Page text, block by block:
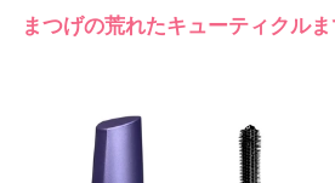
まつげの荒れたキューティクル